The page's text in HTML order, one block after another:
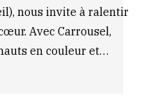
nous invite à ralentir
Avec Carrousel,
en couleur et…